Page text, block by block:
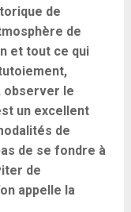
de
de
et tout ce qui
observer le
un excellent
de
de se fondre à
de
appelle la